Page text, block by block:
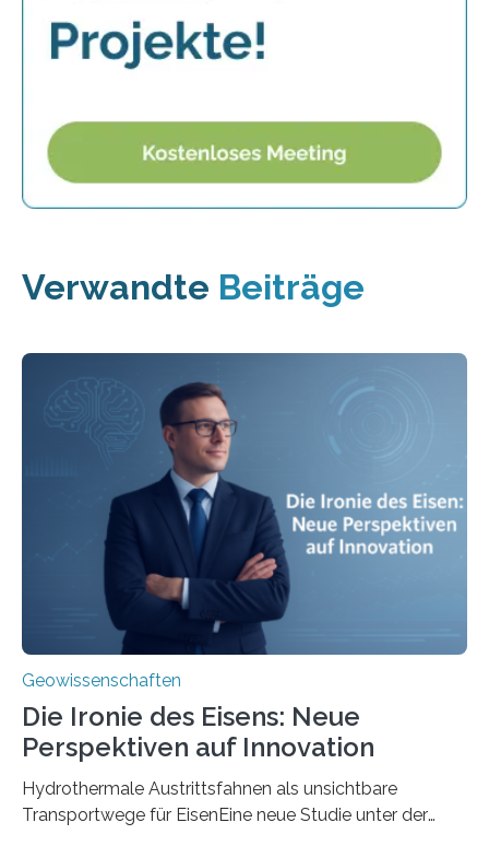
Verwandte Beiträge
Geowissenschaften
Die Ironie des Eisens: Neue
Perspektiven auf Innovation
Hydrothermale Austrittsfahnen als unsichtbare
Transportwege für EisenEine neue Studie unter der